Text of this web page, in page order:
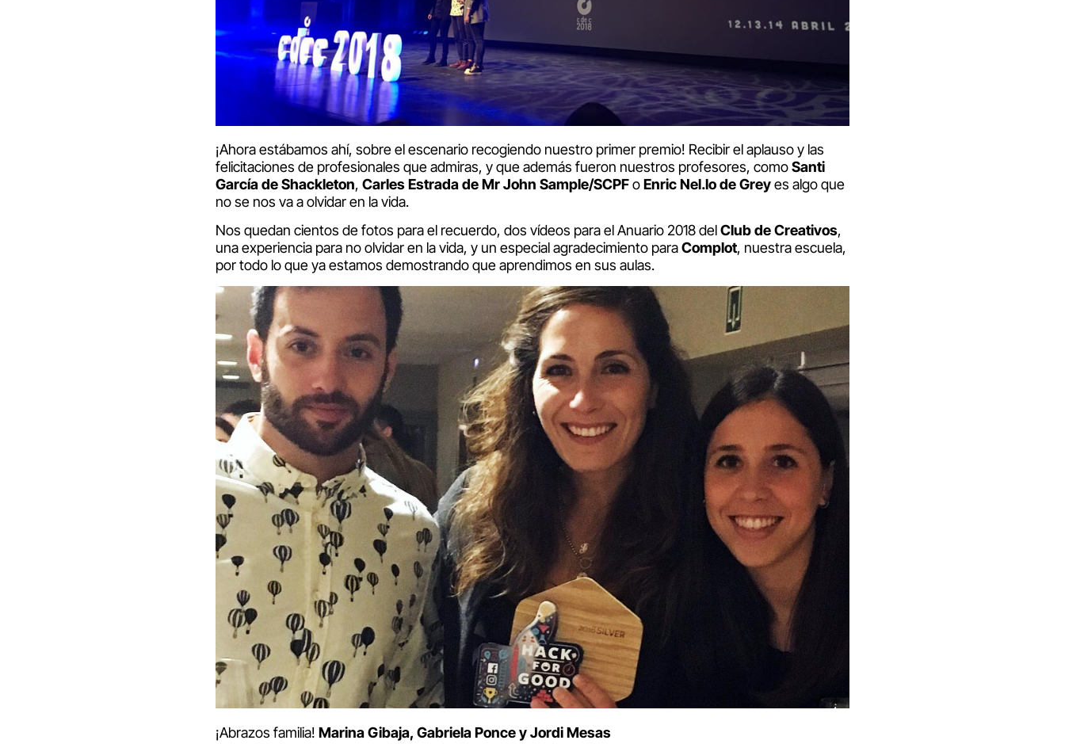
¡Ahora estábamos ahí, sobre el escenario recogiendo nuestro primer premio! Recibir el aplauso y las
felicitaciones de profesionales que admiras, y que además fueron nuestros profesores, comoSanti
García de Shackleton, Carles Estrada de Mr John Sample/SCPFoEnric Nel.lo de Greyes algo que
no se nos va a olvidar en la vida.
Nos quedan cientos de fotos para el recuerdo, dos vídeos para el Anuario 2018 delClub de Creativos,
una experiencia para no olvidar en la vida, y un especial agradecimiento paraComplot, nuestra escuela,
por todo lo que ya estamos demostrando que aprendimos en sus aulas.
¡Abrazos familia! Marina Gibaja, Gabriela Ponce y Jordi Mesas